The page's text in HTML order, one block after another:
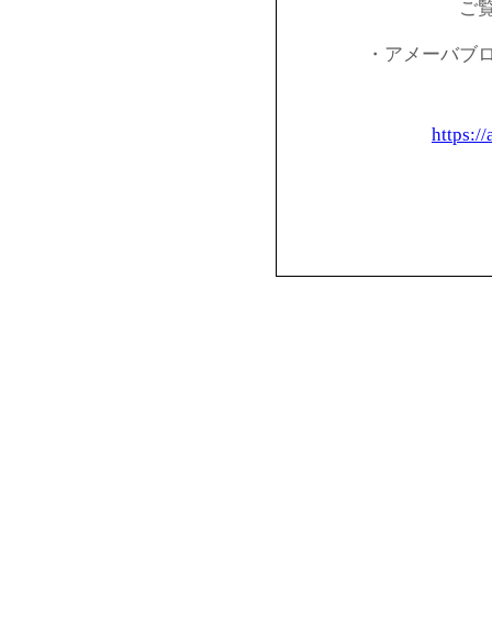
ご
・アメーバブ
https://